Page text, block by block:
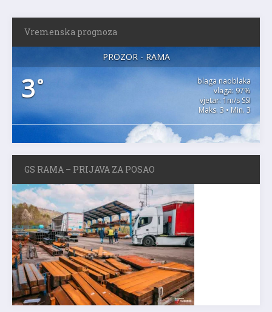
Vremenska prognoza
PROZOR - RAMA
3°
blaga naoblaka
vlaga: 97%
vjetar: 1m/s SSI
Maks. 3 • Min. 3
GS RAMA – PRIJAVA ZA POSAO